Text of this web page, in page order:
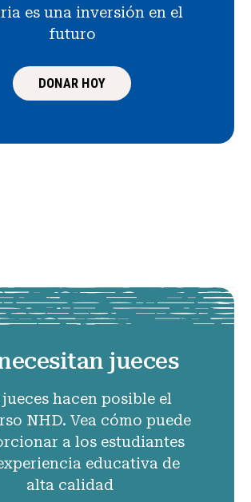
es una inversión en el
futuro
DONAR HOY
jueces
jueces hacen posible el
NHD. Vea cómo puede
a los estudiantes
educativa de
alta calidad